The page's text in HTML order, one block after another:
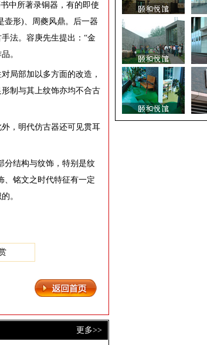
中所著录铜器，有的即使
壶形)、周夔风鼎。后一器
法。容庚先生提出：“金
。
局部加以多方面的改造，
制与其上纹饰亦均不合古
，明代仿古器还可见贯耳
分结构与纹饰，特别是纹
、铭文之时代特征有一定
。
更多>>